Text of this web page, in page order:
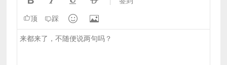
顶 踩  